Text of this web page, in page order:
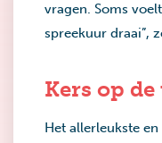
vragen. Soms
spreekuur draai”,
Kers op
Het allerleukste